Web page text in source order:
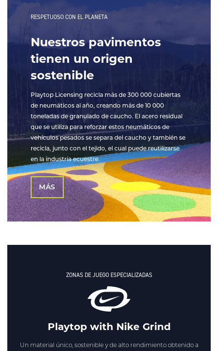
RESPETUOSO CON EL PLANETA
Nuestros pavimentos
tienen un origen
sostenible
Playtop Licensing recicla más de 300 000 cubiertas
de neumáticos al año, creando más de 10 000
toneladas de granulado de caucho. El acero residual
que se utiliza para reforzar estos neumáticos de
vehículos pesados se separa del caucho y también se
recicla, junto con el tejido, el cual puede reutilizarse
en la industria ecuestre.
MÁS
ZONAS DE JUEGO ESPECIALIZADAS
Playtop with Nike Grind
Un material único, sostenible y de alto rendimiento obtenido a